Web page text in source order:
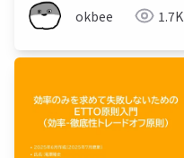
okbee 1.7K